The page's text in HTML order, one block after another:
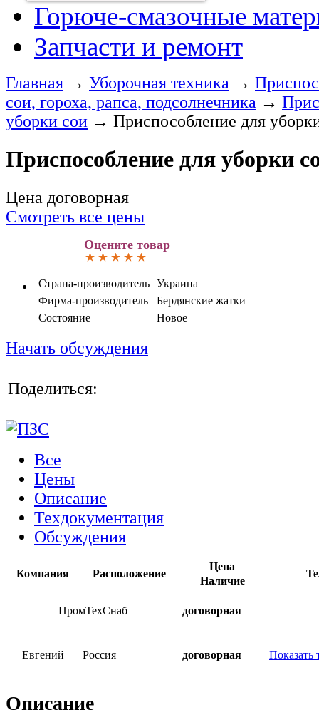
Горюче-смазочные
Запчасти и ремонт
Главная → Уборочная техника →
сои, гороха, рапса, подсолнечника →
уборки сои → Приспособление для
Приспособление для уборки
Цена договорная
Смотреть все цены
Оцените товар
Страна-производитель Украина
Фирма-производитель
Бердянские жатки
Состояние
Новое
Начать обсуждения
Поделиться:
Все
Цены
Описание
Техдокументация
Обсуждения
Компания Расположение
Цена
Наличие
ПромТехСнаб договорная
Евгений Россия договорная Показать
Описание